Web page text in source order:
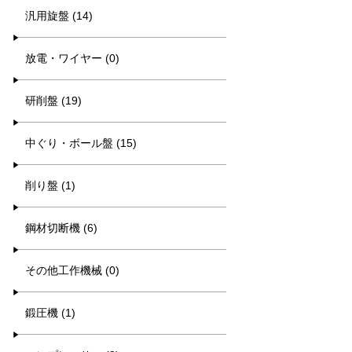
汎用旋盤 (14)
放電・ワイヤー (0)
研削盤 (19)
中ぐり・ボール盤 (15)
削り盤 (1)
鋼材切断機 (6)
その他工作機械 (0)
鍛圧機 (1)